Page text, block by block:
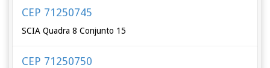
CEP 71250745
SCIA Quadra 8 Conjunto 15
CEP 71250750